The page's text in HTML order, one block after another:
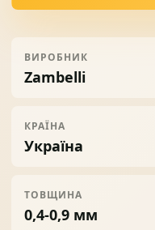
ВИРОБНИК
Zambelli
КРАЇНА
Україна
ТОВЩИНА
0,4-0,9 мм